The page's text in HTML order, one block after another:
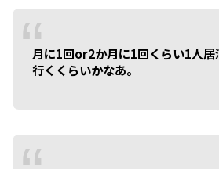
月に1回or2か月に1回くらい1人居
行くくらいかなあ。